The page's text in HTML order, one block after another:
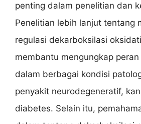
penting dalam penelitian dan
Penelitian lebih lanjut tentang
regulasi dekarboksilasi
membantu mengungkap
dalam berbagai kondisi
penyakit neurodegeneratif,
diabetes. Selain itu,